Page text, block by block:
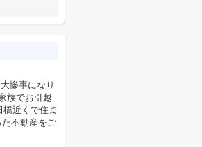
惨事になり
族でお引越
近くで住ま
不動産をご